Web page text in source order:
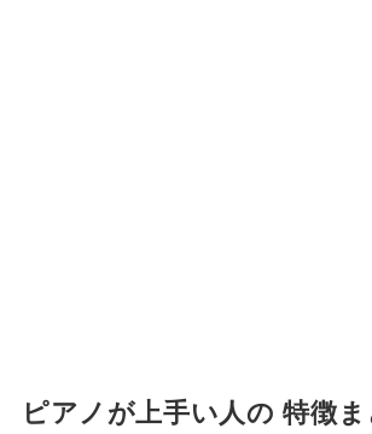
ピアノが上手い人の 特徴